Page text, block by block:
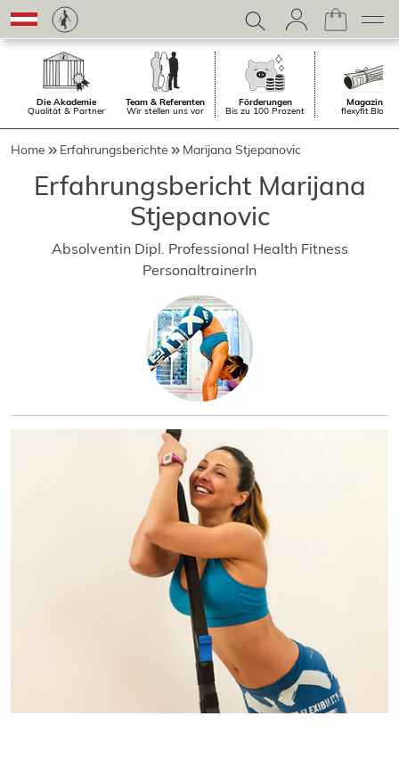
Die Akademie
Qualität & Partner
Team & Referenten
Wir stellen uns vor
Förderungen
Bis zu 100 Prozent
Magazin.
flexyfit.Blog
Home Erfahrungsberichte Marijana Stjepanovic
Erfahrungsbericht Marijana
Stjepanovic
Absolventin Dipl. Professional Health Fitness
PersonaltrainerIn